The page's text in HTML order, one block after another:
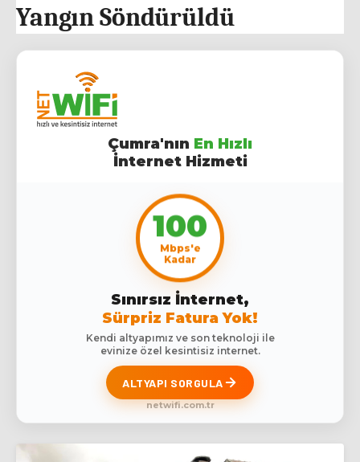
Yangın Söndürüldü
Çumra'nın En Hızlı
İnternet Hizmeti
100
Mbps'e
Kadar
Sınırsız İnternet,
Sürpriz Fatura Yok!
Kendi altyapımız ve son teknoloji ile
evinize özel kesintisiz internet.
ALTYAPI SORGULA
netwifi.com.tr